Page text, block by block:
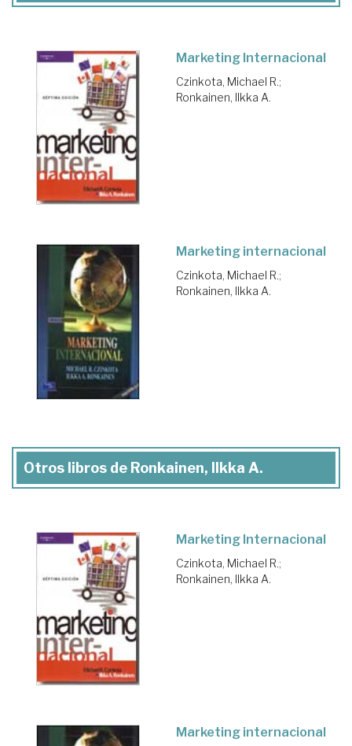
Marketing Internacional
Czinkota, Michael R.;
Ronkainen, Ilkka A.
Marketing internacional
Czinkota, Michael R.;
Ronkainen, Ilkka A.
Otros libros de Ronkainen, Ilkka A.
Marketing Internacional
Czinkota, Michael R.;
Ronkainen, Ilkka A.
Marketing internacional